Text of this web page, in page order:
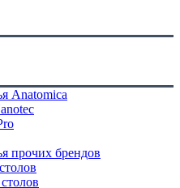
Anatomica
прочих брендов